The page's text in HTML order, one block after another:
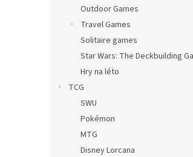
Outdoor Games
Travel Games
Solitaire games
Star Wars: The Deckbuilding
Hry na léto
TCG
SWU
Pokémon
MTG
Disney Lorcana